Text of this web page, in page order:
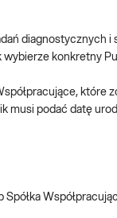
diagnostycznych i
konkretny
które
musi podać datę